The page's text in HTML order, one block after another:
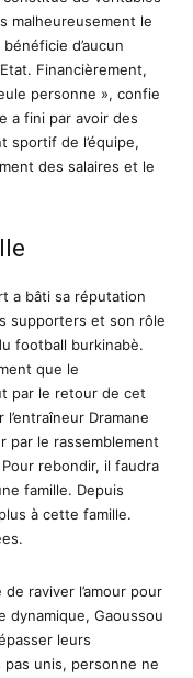
malheureusement le
d’aucun
Financièrement,
personne », confie
a fini par avoir des
sportif de l’équipe,
des salaires et le
a bâti sa réputation
supporters et son rôle
football burkinabè.
que le
par le retour de cet
Dramane
par le rassemblement
rebondir, il faudra
famille. Depuis
à cette famille.
raviver l’amour pour
dynamique, Gaoussou
leurs
unis, personne ne